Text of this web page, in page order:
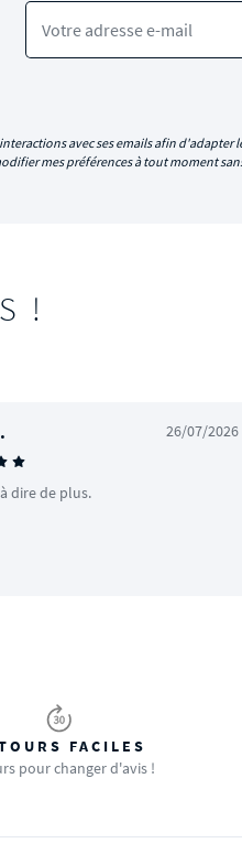
Votre adresse e-mail
avec ses emails afin d'adapter
mes préférences à tout moment
!
26/07/2026
dire de plus.
FACILES
pour changer d'avis !